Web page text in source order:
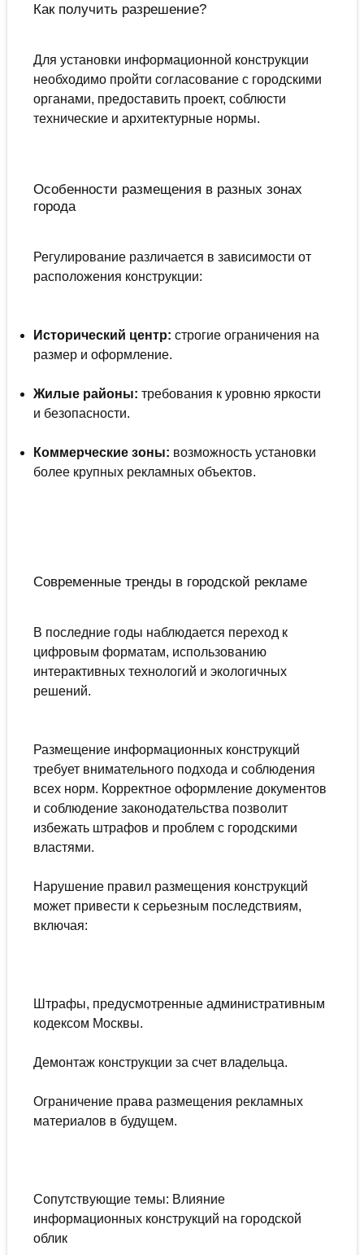
Как получить разрешение?
Для установки информационной конструкции
необходимо пройти согласование с городскими
органами, предоставить проект, соблюсти
технические и архитектурные нормы.
Особенности размещения в разных зонах
города
Регулирование различается в зависимости от
расположения конструкции:
Исторический центр: строгие ограничения на
размер и оформление.
Жилые районы: требования к уровню яркости
и безопасности.
Коммерческие зоны: возможность установки
более крупных рекламных объектов.
Современные тренды в городской рекламе
В последние годы наблюдается переход к
цифровым форматам, использованию
интерактивных технологий и экологичных
решений.
Размещение информационных конструкций
требует внимательного подхода и соблюдения
всех норм. Корректное оформление документов
и соблюдение законодательства позволит
избежать штрафов и проблем с городскими
властями.
Нарушение правил размещения конструкций
может привести к серьезным последствиям,
включая:
Штрафы, предусмотренные административным
кодексом Москвы.
Демонтаж конструкции за счет владельца.
Ограничение права размещения рекламных
материалов в будущем.
Сопутствующие темы: Влияние
информационных конструкций на городской
облик